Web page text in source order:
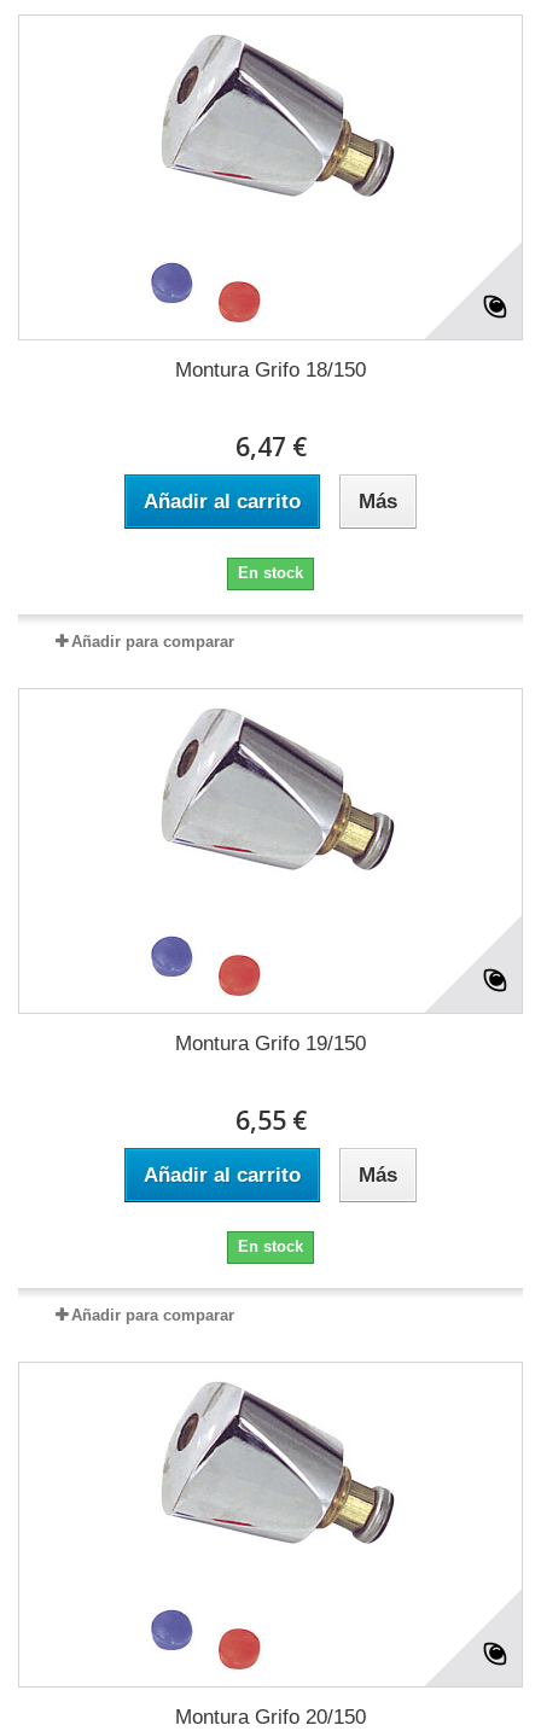
Montura Grifo 18/150
6,47 €
Añadir al carrito Más
En stock
Añadir para comparar
Montura Grifo 19/150
6,55 €
Añadir al carrito Más
En stock
Añadir para comparar
Montura Grifo 20/150